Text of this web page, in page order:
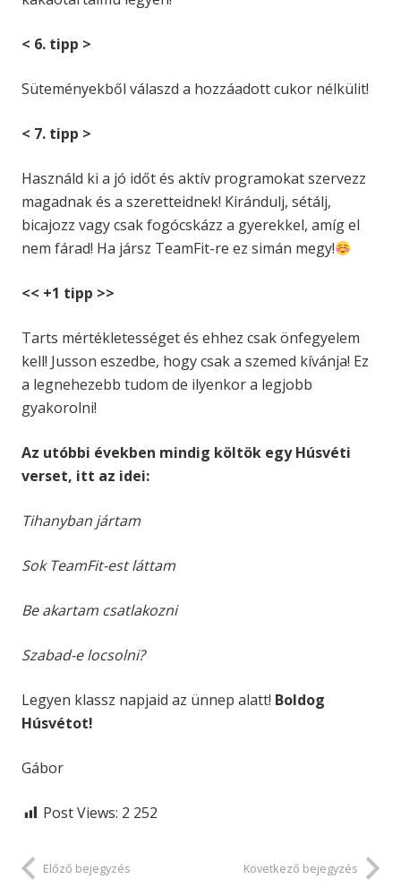
< 6. tipp >
Süteményekből válaszd a hozzáadott cukor nélkülit!
< 7. tipp >
Használd ki a jó időt és aktív programokat szervezz
magadnak és a szeretteidnek! Kirándulj, sétálj,
bicajozz vagy csak fogócskázz a gyerekkel, amíg el
nem fárad! Ha jársz TeamFit-re ez simán megy!
<< +1 tipp >>
Tarts mértékletességet és ehhez csak önfegyelem
kell! Jusson eszedbe, hogy csak a szemed kívánja! Ez
a legnehezebb tudom de ilyenkor a legjobb
gyakorolni!
Az utóbbi években mindig költök egy Húsvéti
verset, itt az idei:
Tihanyban jártam
Sok TeamFit-est láttam
Be akartam csatlakozni
Szabad-e locsolni?
Legyen klassz napjaid az ünnep alatt! Boldog
Húsvétot!
Gábor
Post Views: 2 252
Előző bejegyzés Következő bejegyzés